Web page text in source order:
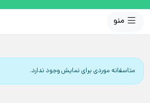
متاسفانه موردی برای نمایش وجود ندارد.